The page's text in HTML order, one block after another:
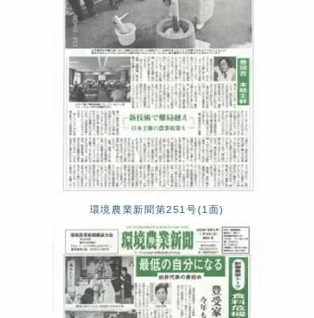
環境農業新聞第251号(1面)